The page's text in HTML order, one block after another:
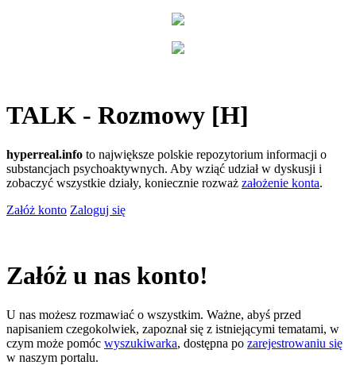
TALK - Rozmowy [H]
hyperreal.info to największe polskie repozytorium informacji o
substancjach psychoaktywnych. Aby wziąć udział w dyskusji i
zobaczyć wszystkie działy, koniecznie rozważ założenie konta.
Załóż konto Zaloguj się
Załóż u nas konto!
U nas możesz rozmawiać o wszystkim. Ważne, abyś przed
napisaniem czegokolwiek, zapoznał się z istniejącymi tematami, w
czym może pomóc wyszukiwarka, dostępna po zarejestrowaniu się
w naszym portalu.